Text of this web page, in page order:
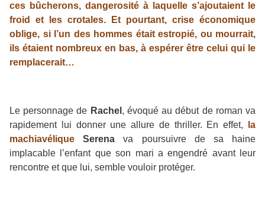
ces bûcherons, dangerosité à laquelle s’ajoutaient le
froid et les crotales. Et pourtant, crise économique
oblige, si l’un des hommes était estropié, ou mourrait,
ils étaient nombreux en bas, à espérer être celui qui le
remplacerait…
Le personnage de Rachel , évoqué au début de roman va
rapidement lui donner une allure de thriller. En effet,
la
machiavélique
Serena va poursuivre de sa haine
implacable l’enfant que son mari a engendré avant leur
rencontre et que lui, semble vouloir protéger.